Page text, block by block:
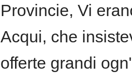
Provincie, Vi
Acqui, che
offerte grandi